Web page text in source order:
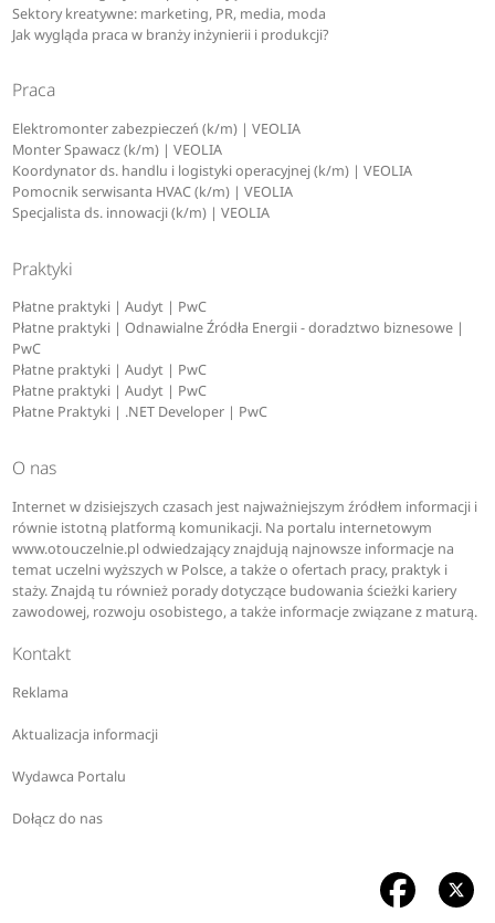
Sektory kreatywne: marketing, PR, media, moda
Jak wygląda praca w branży inżynierii i produkcji?
Praca
Elektromonter zabezpieczeń (k/m) | VEOLIA
Monter Spawacz (k/m) | VEOLIA
Koordynator ds. handlu i logistyki operacyjnej (k/m) | VEOLIA
Pomocnik serwisanta HVAC (k/m) | VEOLIA
Specjalista ds. innowacji (k/m) | VEOLIA
Praktyki
Płatne praktyki | Audyt | PwC
Płatne praktyki | Odnawialne Źródła Energii - doradztwo biznesowe |
PwC
Płatne praktyki | Audyt | PwC
Płatne praktyki | Audyt | PwC
Płatne Praktyki | .NET Developer | PwC
O nas
Internet w dzisiejszych czasach jest najważniejszym źródłem informacji i
równie istotną platformą komunikacji. Na portalu internetowym
www.otouczelnie.pl odwiedzający znajdują najnowsze informacje na
temat uczelni wyższych w Polsce, a także o ofertach pracy, praktyk i
staży. Znajdą tu również porady dotyczące budowania ścieżki kariery
zawodowej, rozwoju osobistego, a także informacje związane z maturą.
Kontakt
Reklama
Aktualizacja informacji
Wydawca Portalu
Dołącz do nas